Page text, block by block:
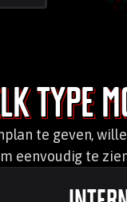
type
te geven,
eenvoudig te